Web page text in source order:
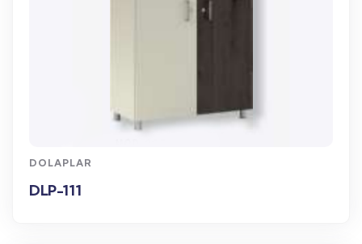
WhatsApp Sipariş
DOLAPLAR
DLP-111